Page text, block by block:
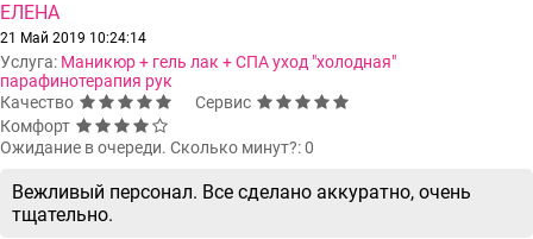
ЕЛЕНА
21 Май 2019 10:24:14
Услуга: Маникюр + гель лак + СПА уход "холодная"
парафинотерапия рук
Качество
Сервис
Комфорт
Ожидание в очереди. Сколько минут?: 0
Вежливый персонал. Все сделано аккуратно, очень
тщательно.